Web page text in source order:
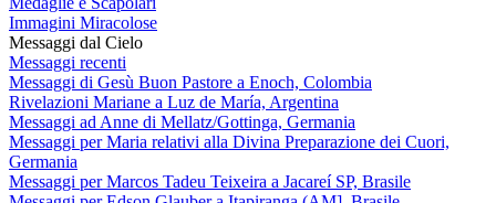
Immagini Miracolose
Messaggi dal Cielo
Messaggi recenti
Messaggi di Gesù Buon Pastore a Enoch, Colombia
Rivelazioni Mariane a Luz de María, Argentina
Messaggi ad Anne di Mellatz/Gottinga, Germania
Messaggi per Maria relativi alla Divina Preparazione dei Cuori,
Germania
Messaggi per Marcos Tadeu Teixeira a Jacareí SP, Brasile